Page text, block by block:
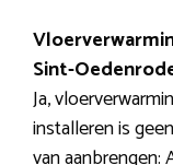
Sint-
Ja,
installeren is